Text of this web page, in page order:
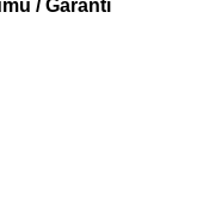
/ Garanti